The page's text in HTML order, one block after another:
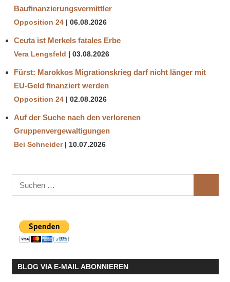
Baufinanzierungsvermittler
Opposition 24 06.08.2026
Ceuta ist Merkels fatales Erbe
Vera Lengsfeld 03.08.2026
Fürst: Marokkos Migrationskrieg darf nicht länger mit
EU-Geld finanziert werden
Opposition 24 02.08.2026
Auf der Suche nach den verlorenen
Gruppenvergewaltigungen
Bei Schneider 10.07.2026
nach:
BLOG VIA E-MAIL ABONNIEREN